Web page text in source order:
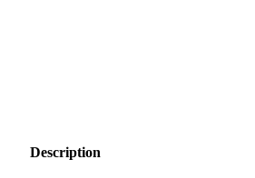
Description